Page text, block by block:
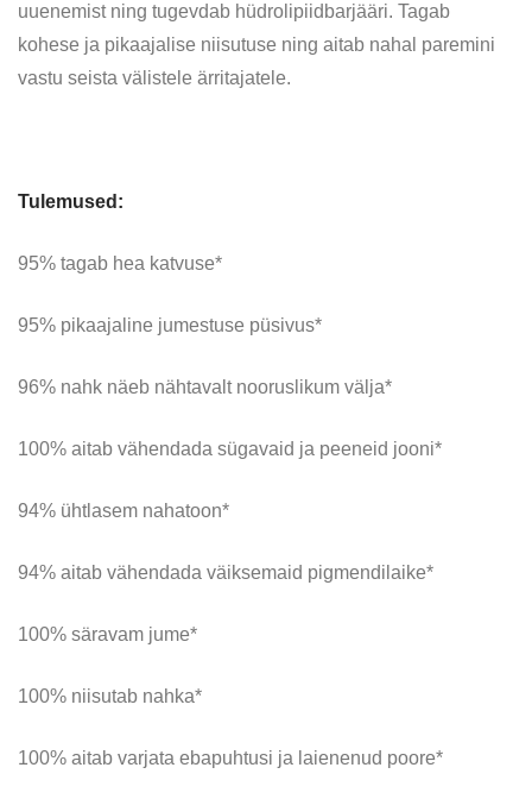
uuenemist ning tugevdab hüdrolipiidbarjääri. Tagab
kohese ja pikaajalise niisutuse ning aitab nahal paremini
vastu seista välistele ärritajatele.
Tulemused:
95% tagab hea katvuse*
95% pikaajaline jumestuse püsivus*
96% nahk näeb nähtavalt nooruslikum välja*
100% aitab vähendada sügavaid ja peeneid jooni*
94% ühtlasem nahatoon*
94% aitab vähendada väiksemaid pigmendilaike*
100% säravam jume*
100% niisutab nahka*
100% aitab varjata ebapuhtusi ja laienenud poore*